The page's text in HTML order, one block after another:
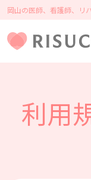
岡山の医師、看護師、リ
利用